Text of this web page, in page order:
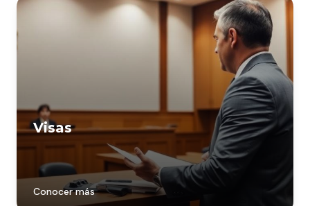
Visas
Conocer más